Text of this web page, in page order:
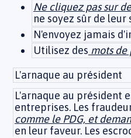
Ne cliquez pas sur
ne soyez sûr de leur
N'envoyez jamais
Utilisez des mots de
L'arnaque au président
L'arnaque au président
entreprises. Les
comme le PDG, et
en leur faveur. Les